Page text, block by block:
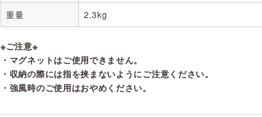
重量
2.3kg
※ご注意※
・マグネットはご使用できません。
・収納の際には指を挟まないようにご注意ください。
・強風時のご使用はおやめください。